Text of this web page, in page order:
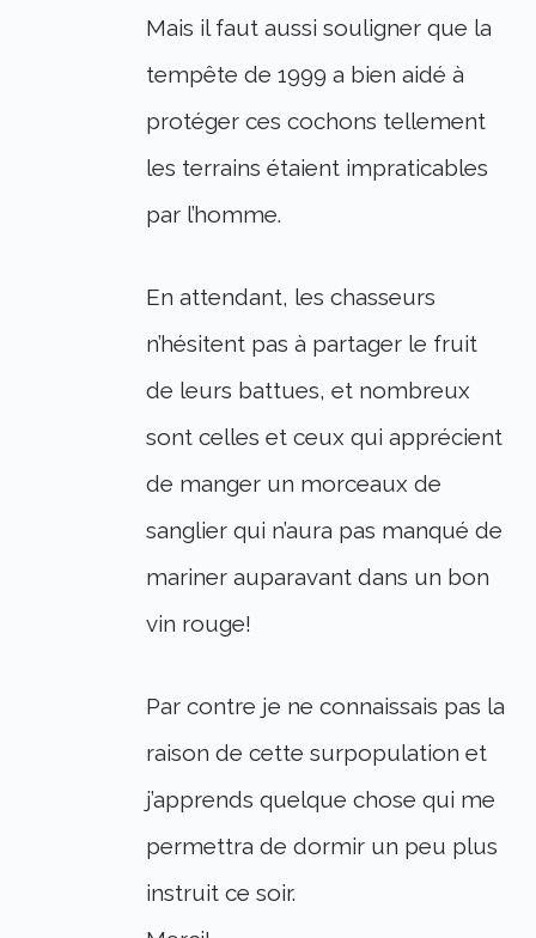
Mais il faut aussi souligner que la
tempête de 1999 a bien aidé à
protéger ces cochons tellement
les terrains étaient impraticables
par l’homme.
En attendant, les chasseurs
n’hésitent pas à partager le fruit
de leurs battues, et nombreux
sont celles et ceux qui apprécient
de manger un morceaux de
sanglier qui n’aura pas manqué de
mariner auparavant dans un bon
vin rouge!
Par contre je ne connaissais pas la
raison de cette surpopulation et
j’apprends quelque chose qui me
permettra de dormir un peu plus
instruit ce soir.